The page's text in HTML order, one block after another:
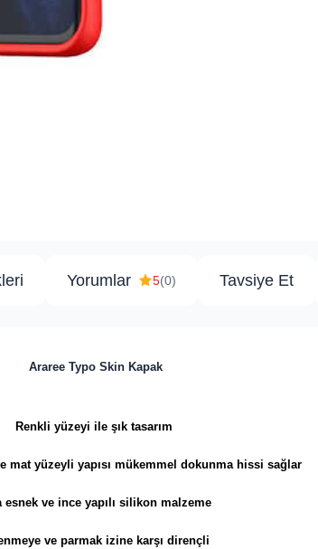
Yorumlar 5(0) Tavsiye Et
Araree Typo Skin Kapak
Renkli yüzeyi ile şık tasarım
mat yüzeyli yapısı mükemmel dokunma hissi sağlar
esnek ve ince yapılı silikon malzeme
ve parmak izine karşı dirençli